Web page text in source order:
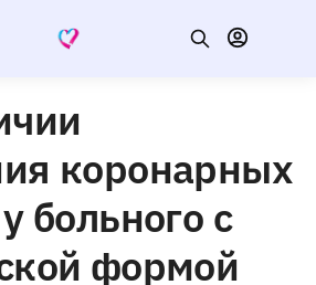
коронарных
больного с
формой